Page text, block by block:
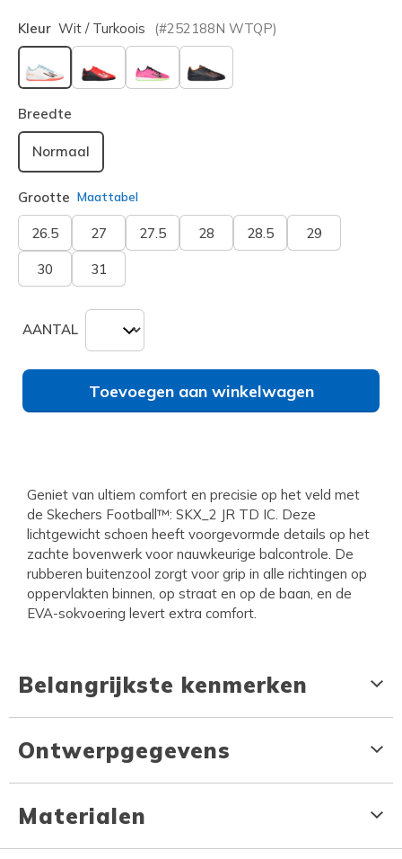
Kleur Wit / Turkoois (#252188N WTQP)
geselecteerd
Breedte
Normaal
Grootte Maattabel
26.5 27 27.5 28 28.5 29
30 31
AANTAL
Toevoegen aan winkelwagen
Geniet van ultiem comfort en precisie op het veld met
de Skechers Football™: SKX_2 JR TD IC. Deze
lichtgewicht schoen heeft voorgevormde details op het
zachte bovenwerk voor nauwkeurige balcontrole. De
rubberen buitenzool zorgt voor grip in alle richtingen op
oppervlakten binnen, op straat en op de baan, en de
EVA-sokvoering levert extra comfort.
Belangrijkste kenmerken
Ontwerpgegevens
Materialen